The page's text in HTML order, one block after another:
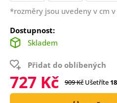
*rozměry jsou uvedeny v cm
Dostupnost:
Skladem
Přidat do oblíbených
727 Kč 909 Kč Ušetříte